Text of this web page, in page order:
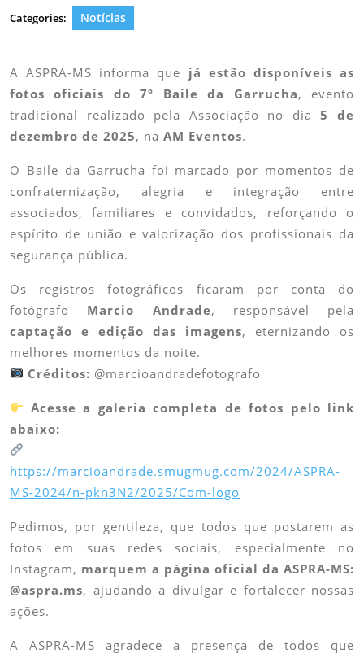
Categories: Notícias
A ASPRA-MS informa que já estão disponíveis as
fotos oficiais do 7º Baile da Garrucha, evento
tradicional realizado pela Associação no dia5 de
dezembro de 2025, na AM Eventos.
O Baile da Garrucha foi marcado por momentos de
confraternização, alegria e integração entre
associados, familiares e convidados, reforçando o
espírito de união e valorização dos profissionais da
segurança pública.
Os registros fotográficos ficaram por conta do
fotógrafo Marcio Andrade, responsável pela
captação e edição das imagens, eternizando os
melhores momentos da noite.
Créditos: @marcioandradefotografo
Acesse a galeria completa de fotos pelo link
abaixo:
https://marcioandrade.smugmug.com/2024/ASPRA-
MS-2024/n-pkn3N2/2025/Com-logo
Pedimos, por gentileza, que todos que postarem as
fotos em suas redes sociais, especialmente no
Instagram, marquem a página oficial da ASPRA-MS:
@aspra.ms, ajudando a divulgar e fortalecer nossas
ações.
A ASPRA-MS agradece a presença de todos que